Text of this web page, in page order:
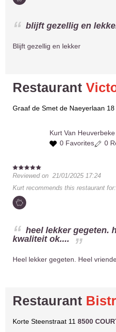
blijft gezellig en
Blijft gezellig en lekker
Restaurant
Graaf de Smet de Naeyerlaan
Kurt Van Heuverbeke
0 Favorites
0
Reviewed on21/01/2025 17:24
Kurt recommends this restaurant
heel lekker gegeten.
kwaliteit ok....
Heel lekker gegeten. Heel
Restaurant
Korte Steenstraat 118500